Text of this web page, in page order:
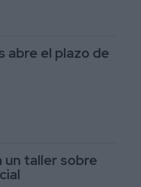
abre el plazo de
taller sobre